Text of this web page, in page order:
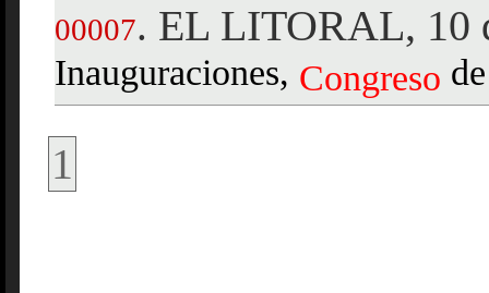
00007. EL LITORAL, 10
Inauguraciones, Congreso
1